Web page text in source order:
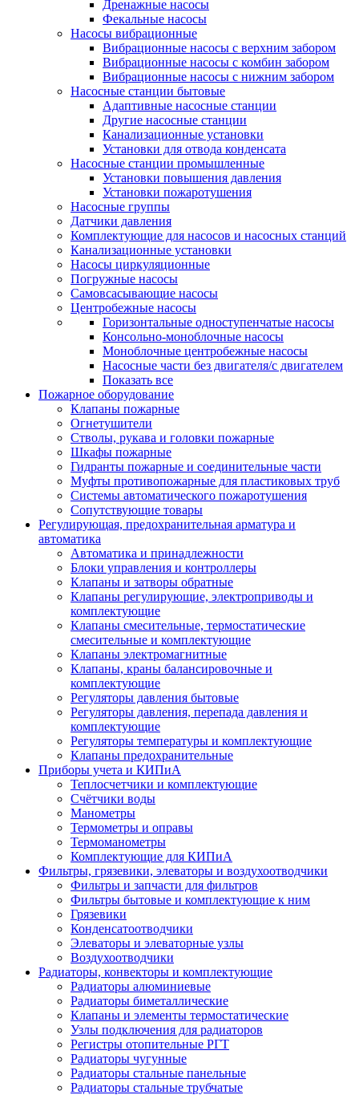
Дренажные насосы
Фекальные насосы
Насосы вибрационные
Вибрационные насосы с верхним забором
Вибрационные насосы с комбин забором
Вибрационные насосы с нижним забором
Насосные станции бытовые
Адаптивные насосные станции
Другие насосные станции
Канализационные установки
Установки для отвода конденсата
Насосные станции промышленные
Установки повышения давления
Установки пожаротушения
Насосные группы
Датчики давления
Комплектующие для насосов и насосных станций
Канализационные установки
Насосы циркуляционные
Погружные насосы
Самовсасывающие насосы
Центробежные насосы
Горизонтальные одноступенчатые насосы
Консольно-моноблочные насосы
Моноблочные центробежные насосы
Насосные части без двигателя/с двигателем
Показать все
Пожарное оборудование
Клапаны пожарные
Огнетушители
Стволы, рукава и головки пожарные
Шкафы пожарные
Гидранты пожарные и соединительные части
Муфты противопожарные для пластиковых труб
Системы автоматического пожаротушения
Сопутствующие товары
Регулирующая, предохранительная арматура и
автоматика
Автоматика и принадлежности
Блоки управления и контроллеры
Клапаны и затворы обратные
Клапаны регулирующие, электроприводы и
комплектующие
Клапаны смесительные, термостатические
смесительные и комплектующие
Клапаны электромагнитные
Клапаны, краны балансировочные и
комплектующие
Регуляторы давления бытовые
Регуляторы давления, перепада давления и
комплектующие
Регуляторы температуры и комплектующие
Клапаны предохранительные
Приборы учета и КИПиА
Теплосчетчики и комплектующие
Счётчики воды
Манометры
Термометры и оправы
Термоманометры
Комплектующие для КИПиА
Фильтры, грязевики, элеваторы и воздухоотводчики
Фильтры и запчасти для фильтров
Фильтры бытовые и комплектующие к ним
Грязевики
Конденсатоотводчики
Элеваторы и элеваторные узлы
Воздухоотводчики
Радиаторы, конвекторы и комплектующие
Радиаторы алюминиевые
Радиаторы биметаллические
Клапаны и элементы термостатические
Узлы подключения для радиаторов
Регистры отопительные РГТ
Радиаторы чугунные
Радиаторы стальные панельные
Радиаторы стальные трубчатые